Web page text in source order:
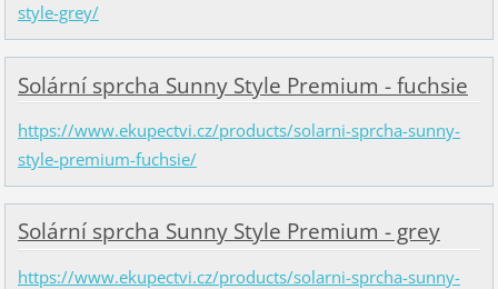
style-grey/
Solární sprcha Sunny Style Premium - fuchsie
https://www.ekupectvi.cz/products/solarni-sprcha-sunny-
style-premium-fuchsie/
Solární sprcha Sunny Style Premium - grey
https://www.ekupectvi.cz/products/solarni-sprcha-sunny-